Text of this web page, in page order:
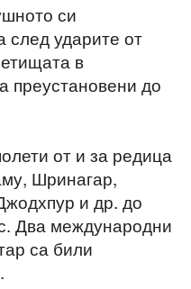
си
след ударите от
в
преустановени до
от и за редица
Шринагар,
и др. до
Два международни
са били